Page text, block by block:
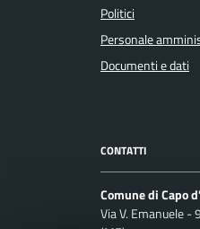
Politici
Personale
Documenti e dati
CONTATTI
Comune di Capo
Via V. Emanuele -